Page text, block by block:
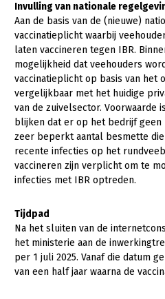
Konijnenhouderij
Melkveehouderij
Paardenhouderij
Pluimveehouderij
Schapenhouderij
Varkenshouderij
Vleesveehouderij
Bollenteelt
Bomen, vaste planten en
Fruitteelt
Glastuinbouw
Paddenstoelen
Vollegrondsgroente
Vrouw en Bedrijf
Nieuws
Nieuwsabonnement
Webinars
Over LTO
LTO Nederland
Mensen
Bestuur en Directie
Vakgroepbestuurders
Jaarverslag 2023
Pers
Contact
Invulling van nationale
Aan de basis van de (nieuwe)
vaccinatieplicht waarbij
laten vaccineren tegen IBR.
mogelijkheid dat veehouders
vaccinatieplicht op basis van het
vergelijkbaar met het huidige
van de zuivelsector. Voorwaarde
blijken dat er op het bedrijf
zeer beperkt aantal besmette
recente infecties op het
vaccineren zijn verplicht om te
infecties met IBR optreden.
Tijdpad
Na het sluiten van de
het ministerie aan de
per 1 juli 2025. Vanaf die datum
van een half jaar waarna de